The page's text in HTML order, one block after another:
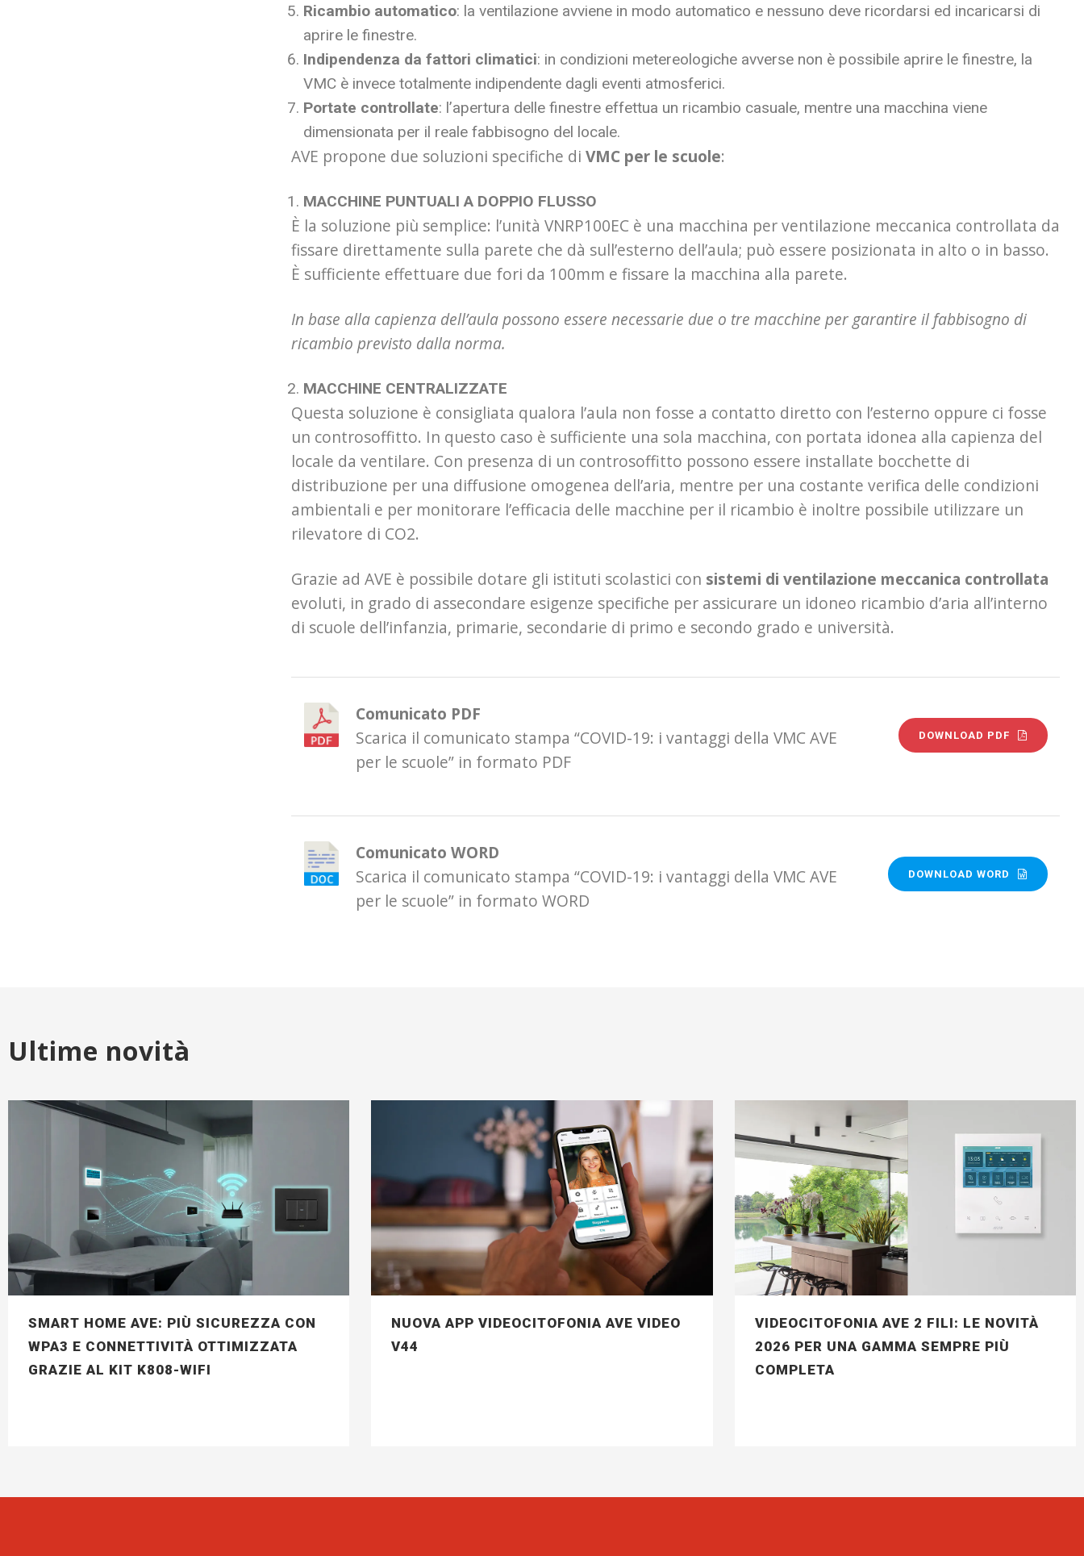
Ricambio automatico: la ventilazione avviene in modo automatico e nessuno deve ricordarsi ed incaricarsi di
aprire le finestre.
Indipendenza da fattori climatici: in condizioni metereologiche avverse non è possibile aprire le finestre, la
VMC è invece totalmente indipendente dagli eventi atmosferici.
Portate controllate: l’apertura delle finestre effettua un ricambio casuale, mentre una macchina viene
dimensionata per il reale fabbisogno del locale.
AVE propone due soluzioni specifiche di VMC per le scuole:
MACCHINE PUNTUALI A DOPPIO FLUSSO
È la soluzione più semplice: l’unità VNRP100EC è una macchina per ventilazione meccanica controllata da
fissare direttamente sulla parete che dà sull’esterno dell’aula; può essere posizionata in alto o in basso.
È sufficiente effettuare due fori da 100mm e fissare la macchina alla parete.
In base alla capienza dell’aula possono essere necessarie due o tre macchine per garantire il fabbisogno di
ricambio previsto dalla norma.
MACCHINE CENTRALIZZATE
Questa soluzione è consigliata qualora l’aula non fosse a contatto diretto con l’esterno oppure ci fosse
un controsoffitto. In questo caso è sufficiente una sola macchina, con portata idonea alla capienza del
locale da ventilare. Con presenza di un controsoffitto possono essere installate bocchette di
distribuzione per una diffusione omogenea dell’aria, mentre per una costante verifica delle condizioni
ambientali e per monitorare l’efficacia delle macchine per il ricambio è inoltre possibile utilizzare un
rilevatore di CO2.
Grazie ad AVE è possibile dotare gli istituti scolastici con sistemi di ventilazione meccanica controllata
evoluti, in grado di assecondare esigenze specifiche per assicurare un idoneo ricambio d’aria all’interno
di scuole dell’infanzia, primarie, secondarie di primo e secondo grado e università.
Comunicato PDF
Scarica il comunicato stampa “COVID-19: i vantaggi della VMC AVE
per le scuole” in formato PDF
DOWNLOAD PDF
Comunicato WORD
Scarica il comunicato stampa “COVID-19: i vantaggi della VMC AVE
per le scuole” in formato WORD
DOWNLOAD WORD
Ultime novità
SMART HOME AVE: PIÙ SICUREZZA CON
WPA3 E CONNETTIVITÀ OTTIMIZZATA
GRAZIE AL KIT K808-WIFI
NUOVA APP VIDEOCITOFONIA AVE VIDEO
V44
VIDEOCITOFONIA AVE 2 FILI: LE NOVITÀ
2026 PER UNA GAMMA SEMPRE PIÙ
COMPLETA